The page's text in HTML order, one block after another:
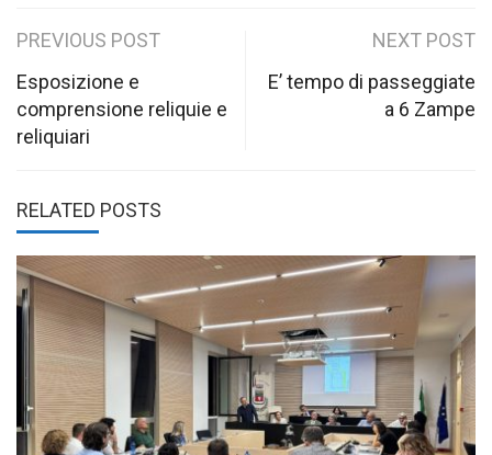
Post
navigation
PREVIOUS POST
Esposizione e
comprensione reliquie e
reliquiari
NEXT POST
E’ tempo di passeggiate
a 6 Zampe
RELATED POSTS